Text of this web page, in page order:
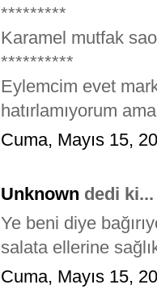
*********
Karamel mutfak
**********
Eylemcim evet
hatırlamıyorum
Cuma, Mayıs 15,
Unknown dedi ki...
Ye beni diye
salata ellerine
Cuma, Mayıs 15,